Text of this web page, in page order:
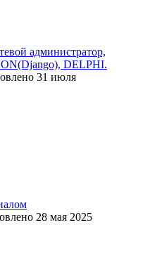
администратор,
DELPHI.
31 июля
28 мая 2025